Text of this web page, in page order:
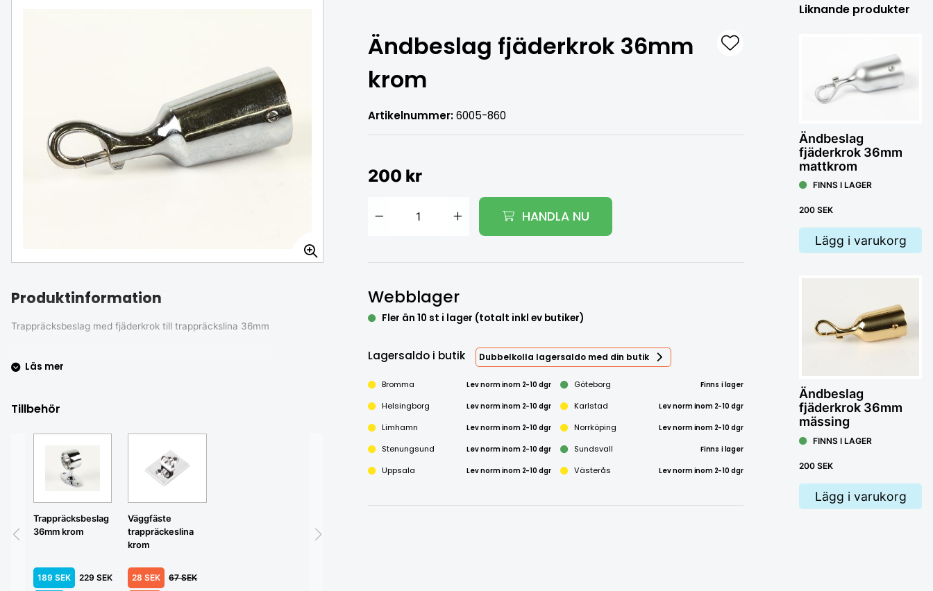
Ändbeslag fjäderkrok 36mm
krom
Artikelnummer:6005-860
200 kr
HANDLA NU
Webblager
Fler än 10 st i lager (totalt inkl ev butiker)
Lagersaldo i butik Dubbelkolla lagersaldo med din butik
Bromma Lev norm inom 2-10 dgr Göteborg
Finns i lager
Helsingborg
Lev norm inom 2-10 dgr Karlstad
Lev norm inom 2-10 dgr
Limhamn
Lev norm inom 2-10 dgr Norrköping
Lev norm inom 2-10 dgr
Stenungsund
Lev norm inom 2-10 dgr Sundsvall
Finns i lager
Uppsala
Lev norm inom 2-10 dgr Västerås Lev norm inom 2-10 dgr
Produktinformation
Trappräcksbeslag med fjäderkrok till trappräckslina 36mm
Läs mer
Tillbehör
Trappräcksbeslag
36mm krom
189 SEK 229 SEK
Väggfäste
trappräckeslina
krom
28 SEK 67 SEK
Liknande produkter
Ändbeslag
fjäderkrok 36mm
mattkrom
FINNS I LAGER
200 SEK
Lägg i varukorg
Ändbeslag
fjäderkrok 36mm
mässing
FINNS I LAGER
200 SEK
Lägg i varukorg